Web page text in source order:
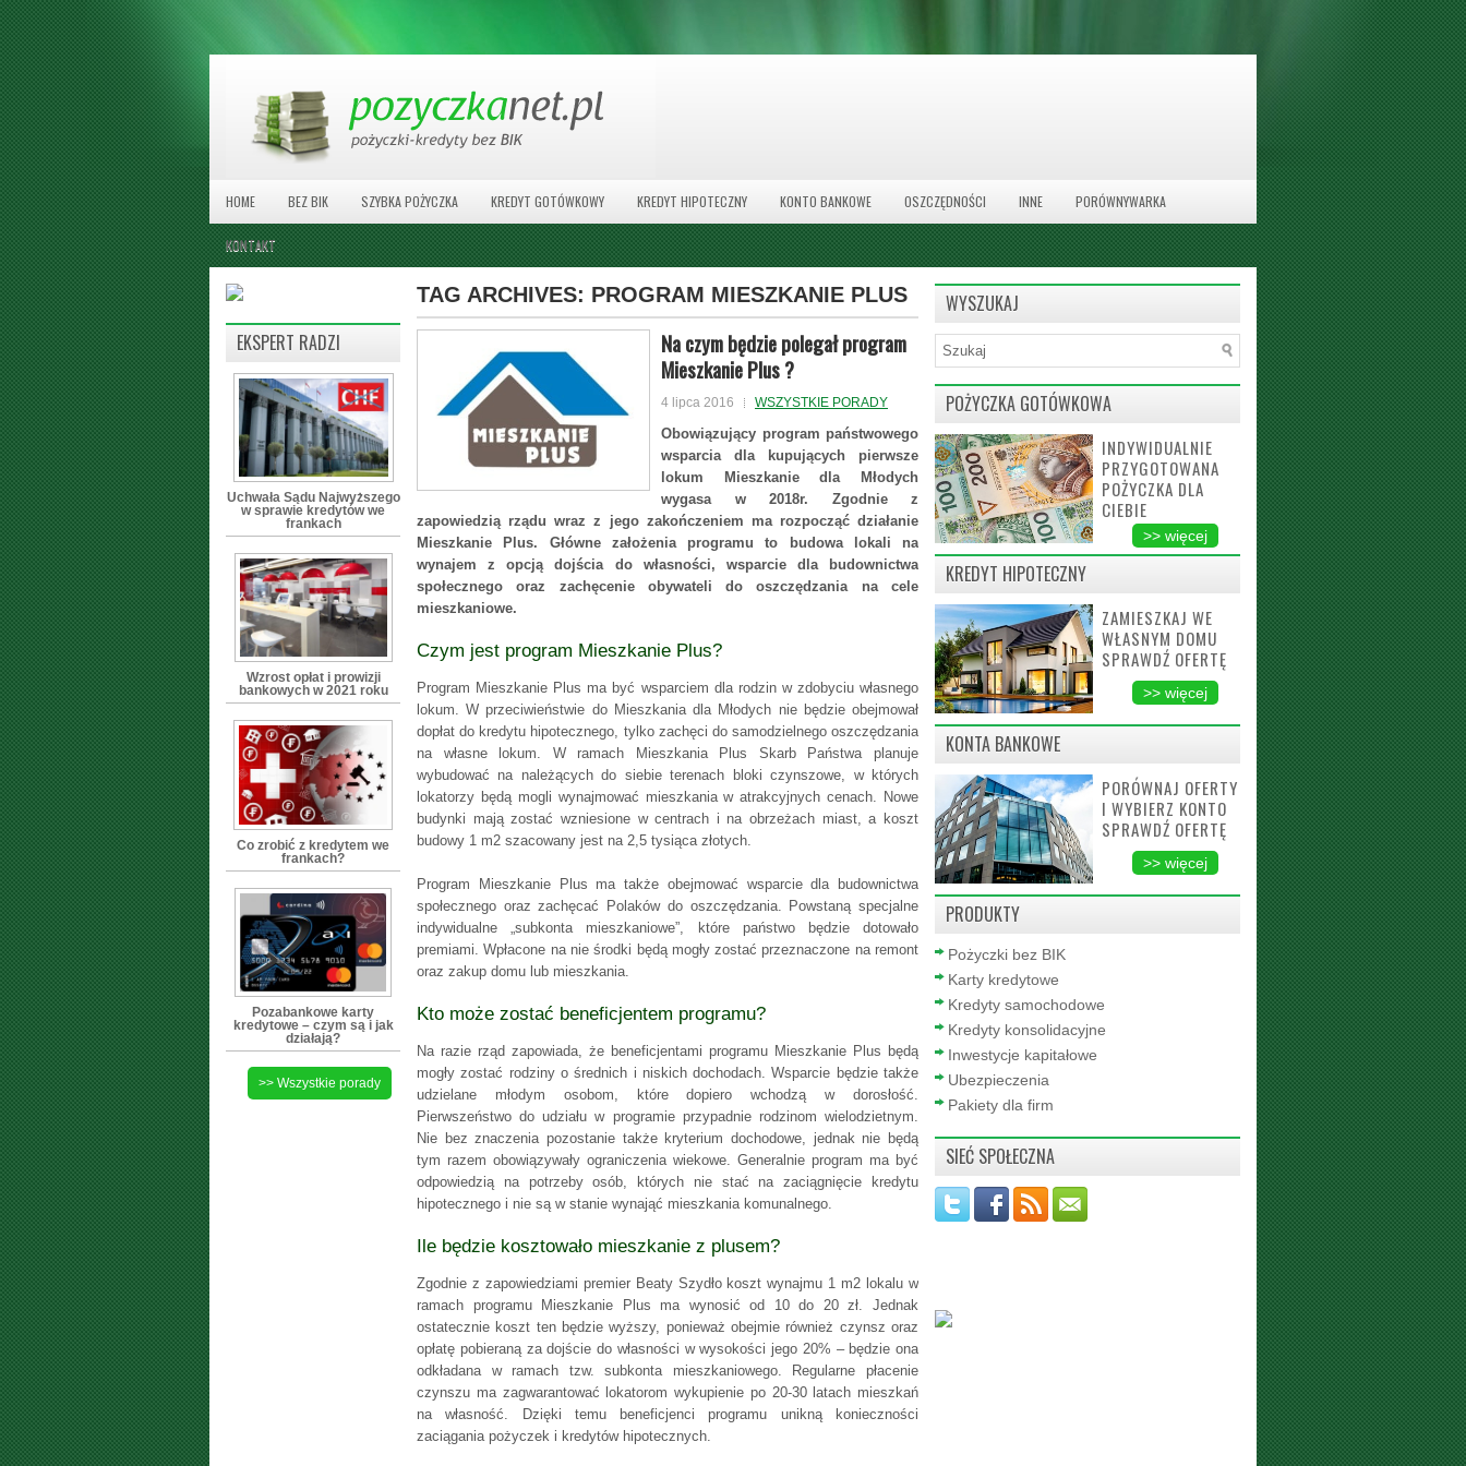
HOME BEZ BIK SZYBKA POŻYCZKA KREDYT GOTÓWKOWY KREDYT HIPOTECZNY KONTO BANKOWE OSZCZĘDNOŚCI INNE PORÓWNYWARKA
KONTAKT
TAG ARCHIVES: PROGRAM MIESZKANIE PLUS
Na czym będzie polegał program
Mieszkanie Plus ?
4 lipca 2016 WSZYSTKIE PORADY
Obowiązujący program państwowego
wsparcia dla kupujących pierwsze
lokum Mieszkanie dla Młodych
wygasa w 2018r. Zgodnie z
zapowiedzią rządu wraz z jego zakończeniem ma rozpocząć działanie
Mieszkanie Plus. Główne założenia programu to budowa lokali na
wynajem z opcją dojścia do własności, wsparcie dla budownictwa
społecznego oraz zachęcenie obywateli do oszczędzania na cele
mieszkaniowe.
Czym jest program Mieszkanie Plus?
Program Mieszkanie Plus ma być wsparciem dla rodzin w zdobyciu własnego
lokum. W przeciwieństwie do Mieszkania dla Młodych nie będzie obejmował
dopłat do kredytu hipotecznego, tylko zachęci do samodzielnego oszczędzania
na własne lokum. W ramach Mieszkania Plus Skarb Państwa planuje
wybudować na należących do siebie terenach bloki czynszowe, w których
lokatorzy będą mogli wynajmować mieszkania w atrakcyjnych cenach. Nowe
budynki mają zostać wzniesione w centrach i na obrzeżach miast, a koszt
budowy 1 m2 szacowany jest na 2,5 tysiąca złotych.
Program Mieszkanie Plus ma także obejmować wsparcie dla budownictwa
społecznego oraz zachęcać Polaków do oszczędzania. Powstaną specjalne
indywidualne „subkonta mieszkaniowe”, które państwo będzie dotowało
premiami. Wpłacone na nie środki będą mogły zostać przeznaczone na remont
oraz zakup domu lub mieszkania.
Kto może zostać beneficjentem programu?
Na razie rząd zapowiada, że beneficjentami programu Mieszkanie Plus będą
mogły zostać rodziny o średnich i niskich dochodach. Wsparcie będzie także
udzielane młodym osobom, które dopiero wchodzą w dorosłość.
Pierwszeństwo do udziału w programie przypadnie rodzinom wielodzietnym.
Nie bez znaczenia pozostanie także kryterium dochodowe, jednak nie będą
tym razem obowiązywały ograniczenia wiekowe. Generalnie program ma być
odpowiedzią na potrzeby osób, których nie stać na zaciągnięcie kredytu
hipotecznego i nie są w stanie wynająć mieszkania komunalnego.
Ile będzie kosztowało mieszkanie z plusem?
Zgodnie z zapowiedziami premier Beaty Szydło koszt wynajmu 1 m2 lokalu w
ramach programu Mieszkanie Plus ma wynosić od 10 do 20 zł. Jednak
ostatecznie koszt ten będzie wyższy, ponieważ obejmie również czynsz oraz
opłatę pobieraną za dojście do własności w wysokości jego 20% – będzie ona
odkładana w ramach tzw. subkonta mieszkaniowego. Regularne płacenie
czynszu ma zagwarantować lokatorom wykupienie po 20-30 latach mieszkań
na własność. Dzięki temu beneficjenci programu unikną konieczności
zaciągania pożyczek i kredytów hipotecznych.
EKSPERT RADZI
Uchwała Sądu Najwyższego
w sprawie kredytów we
frankach
Wzrost opłat i prowizji
bankowych w 2021 roku
Co zrobić z kredytem we
frankach?
Pozabankowe karty
kredytowe – czym są i jak
działają?
>> Wszystkie porady
WYSZUKAJ
POŻYCZKA GOTÓWKOWA
INDYWIDUALNIE
PRZYGOTOWANA
POŻYCZKA DLA
CIEBIE
>> więcej
KREDYT HIPOTECZNY
ZAMIESZKAJ WE
WŁASNYM DOMU
SPRAWDŹ OFERTĘ
>> więcej
KONTA BANKOWE
PORÓWNAJ OFERTY
I WYBIERZ KONTO
SPRAWDŹ OFERTĘ
>> więcej
PRODUKTY
Pożyczki bez BIK
Karty kredytowe
Kredyty samochodowe
Kredyty konsolidacyjne
Inwestycje kapitałowe
Ubezpieczenia
Pakiety dla firm
SIEĆ SPOŁECZNA